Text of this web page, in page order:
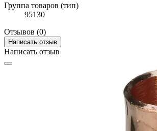
Группа товаров (тип)
95130
Отзывов (0)
Написать отзыв
Написать отзыв